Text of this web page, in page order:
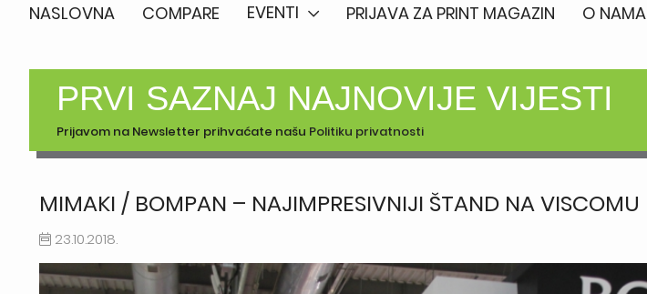
NASLOVNA COMPARE EVENTI PRIJAVA ZA PRINT MAGAZIN O NAMA
PRVI SAZNAJ NAJNOVIJE VIJESTI
Prijavom na Newsletter prihvaćate našu Politiku privatnosti
MIMAKI / BOMPAN – NAJIMPRESIVNIJI ŠTAND NA VISCOMU
23.10.2018.